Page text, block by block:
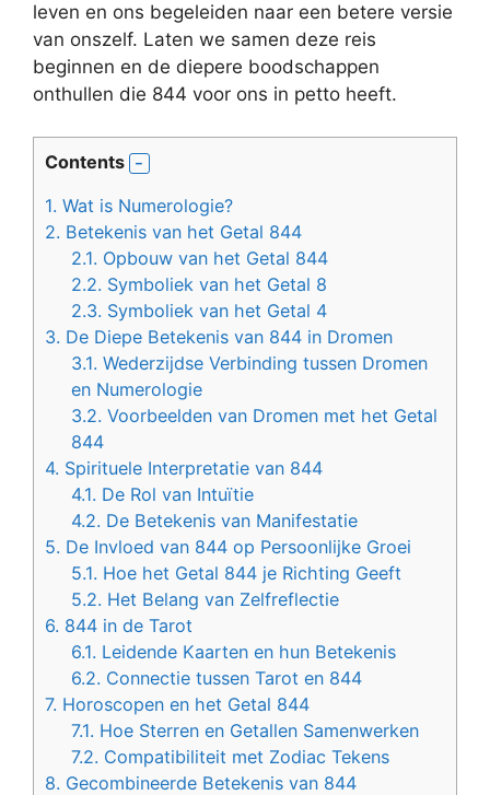
leven en ons begeleiden naar een betere versie
van onszelf. Laten we samen deze reis
beginnen en de diepere boodschappen
onthullen die 844 voor ons in petto heeft.
Contents
1. Wat is Numerologie?
2. Betekenis van het Getal 844
2.1. Opbouw van het Getal 844
2.2. Symboliek van het Getal 8
2.3. Symboliek van het Getal 4
3. De Diepe Betekenis van 844 in Dromen
3.1. Wederzijdse Verbinding tussen Dromen
en Numerologie
3.2. Voorbeelden van Dromen met het Getal
844
4. Spirituele Interpretatie van 844
4.1. De Rol van Intuïtie
4.2. De Betekenis van Manifestatie
5. De Invloed van 844 op Persoonlijke Groei
5.1. Hoe het Getal 844 je Richting Geeft
5.2. Het Belang van Zelfreflectie
6. 844 in de Tarot
6.1. Leidende Kaarten en hun Betekenis
6.2. Connectie tussen Tarot en 844
7. Horoscopen en het Getal 844
7.1. Hoe Sterren en Getallen Samenwerken
7.2. Compatibiliteit met Zodiac Tekens
8. Gecombineerde Betekenis van 844